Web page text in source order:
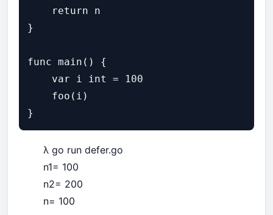
    return n
}
func main() {
    var i int = 100
    foo(i)
λ go run defer.go
n1= 100
n2= 200
n= 100